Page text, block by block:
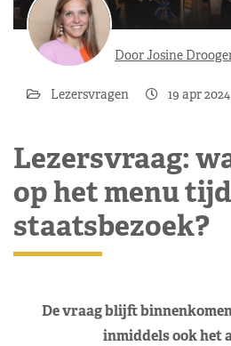
Door Josine
Lezersvragen 19 apr 2024
Lezersvraag:
op het menu
staatsbezoek?
De vraag blijft
inmiddels ook het